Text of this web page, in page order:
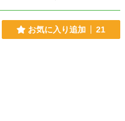
お気に入り追加 21